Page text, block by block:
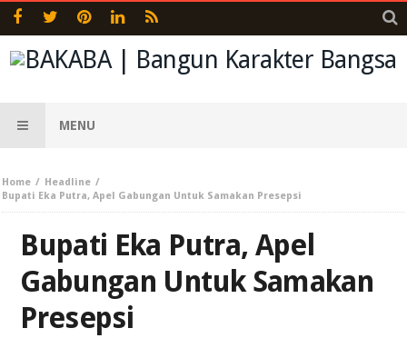
MENU
Home
Headline
Bupati Eka Putra, Apel Gabungan Untuk Samakan Presepsi
Bupati Eka Putra, Apel
Gabungan Untuk Samakan
Presepsi